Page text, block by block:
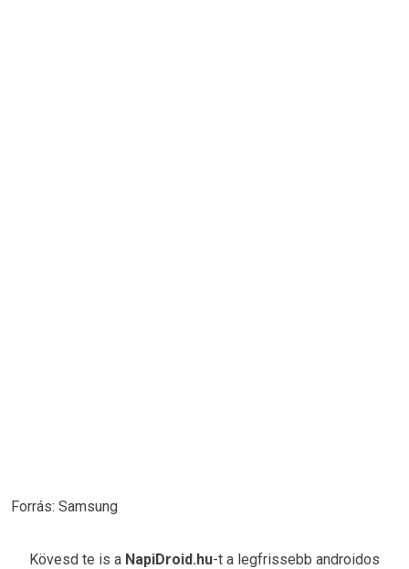
Forrás: Samsung
Kövesd te is a NapiDroid.hu-t a legfrissebb androidos